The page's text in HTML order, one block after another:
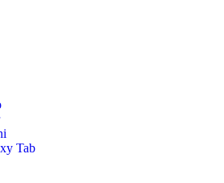
Tab